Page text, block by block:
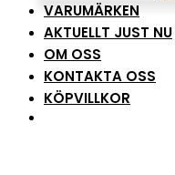
VARUMÄRKEN
AKTUELLT JUST NU
OM OSS
KONTAKTA OSS
KÖPVILLKOR